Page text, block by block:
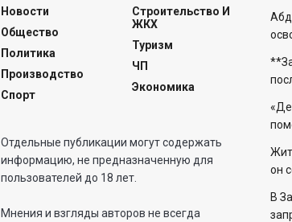
Новости
Общество
Политика
Производство
Спорт
Строительство И
ЖКХ
Туризм
ЧП
Экономика
Отдельные публикации могут содержать
информацию, не предназначенную для
пользователей до 18 лет.
Мнения и взгляды авторов не всегда
он
В